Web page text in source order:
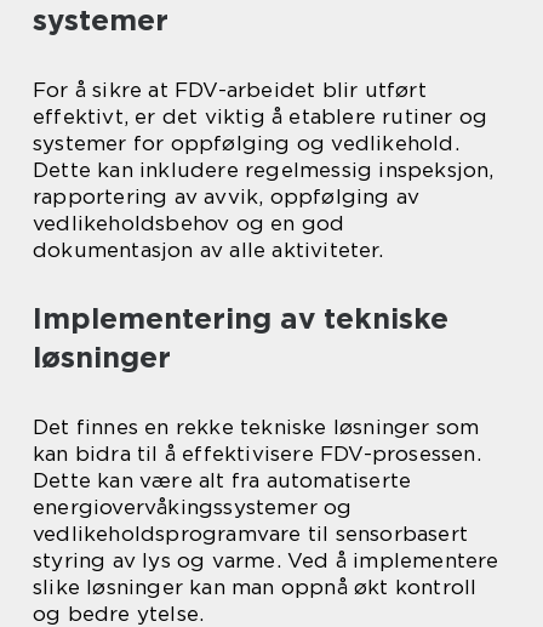
systemer
For å sikre at FDV-arbeidet blir utført
effektivt, er det viktig å etablere rutiner og
systemer for oppfølging og vedlikehold.
Dette kan inkludere regelmessig inspeksjon,
rapportering av avvik, oppfølging av
vedlikeholdsbehov og en god
dokumentasjon av alle aktiviteter.
Implementering av tekniske
løsninger
Det finnes en rekke tekniske løsninger som
kan bidra til å effektivisere FDV-prosessen.
Dette kan være alt fra automatiserte
energiovervåkingssystemer og
vedlikeholdsprogramvare til sensorbasert
styring av lys og varme. Ved å implementere
slike løsninger kan man oppnå økt kontroll
og bedre ytelse.